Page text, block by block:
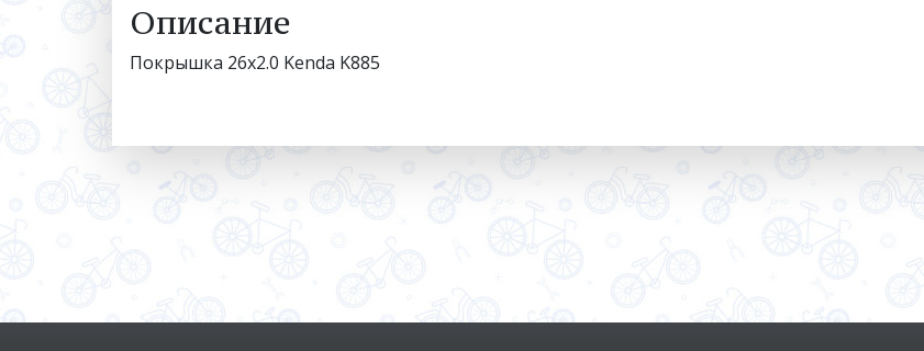
Описание
Покрышка 26x2.0 Kenda K885